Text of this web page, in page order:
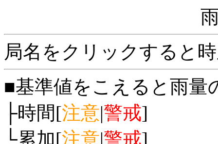
局名をクリックすると
■基準値をこえると雨量
├時間[注意|警戒]
└累加[注意|警戒]